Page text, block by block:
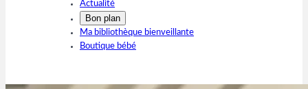
Actualité
Bon plan
Ma bibliothèque bienveillante
Boutique bébé